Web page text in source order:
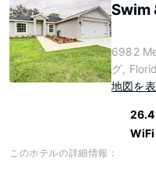
Swim
6982
グ,
地図を
26.4
WiFi
このホテルの詳細情報：